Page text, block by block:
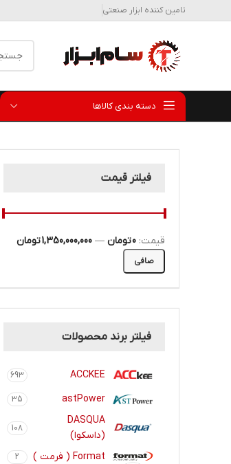
تامین کننده ابزار صنعتی
دسته بندی کالاها
فیلتر قیمت
صافی
قيمت: 0 تومان — 1,350,000,000 تومان
فیلتر برند محصولات
ACCKEE
693
astPower
35
DASQUA
(داسکوا)
108
Format ( فرمت ) 2